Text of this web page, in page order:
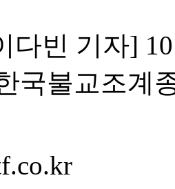
다빈 기자]
국불교조계